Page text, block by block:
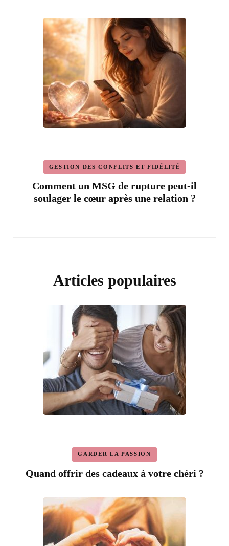
GESTION DES CONFLITS ET FIDÉLITÉ
Comment un MSG de rupture peut-il
soulager le cœur après une relation ?
Articles populaires
GARDER LA PASSION
Quand offrir des cadeaux à votre chéri ?